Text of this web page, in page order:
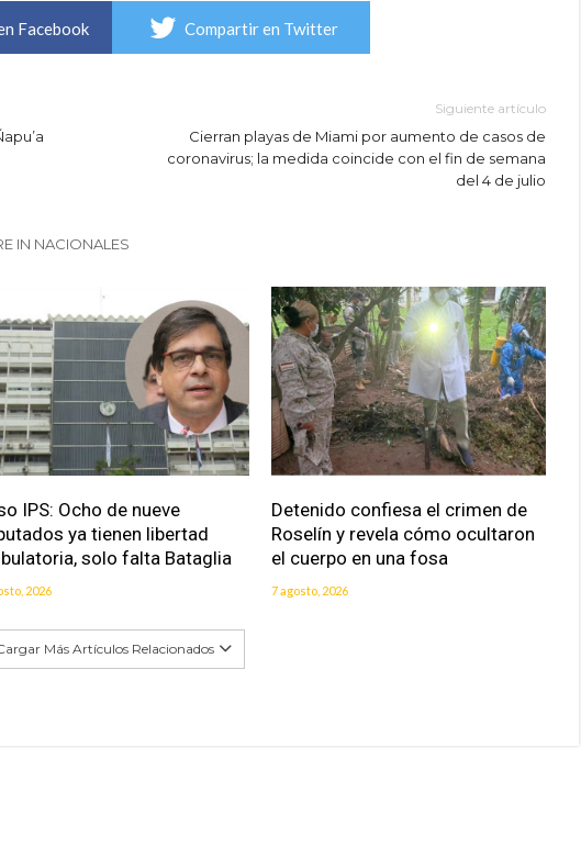
Facebook Compartir en Twitter
Siguiente artículo
Cierran playas de Miami por aumento de casos de
coronavirus; la medida coincide con el fin de semana
del 4 de julio
IN NACIONALES
IPS: Ocho de nueve
ya tienen libertad
solo falta Bataglia
2026
Detenido confiesa el crimen de
Roselín y revela cómo ocultaron
el cuerpo en una fosa
7 agosto, 2026
Más Artículos Relacionados